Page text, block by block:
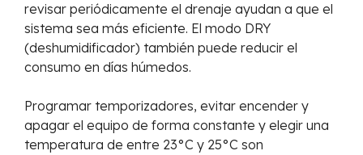
revisar periódicamente el drenaje ayudan a que el
sistema sea más eficiente. El modo DRY
(deshumidificador) también puede reducir el
consumo en días húmedos.
Programar temporizadores, evitar encender y
apagar el equipo de forma constante y elegir una
temperatura de entre 23°C y 25°C son